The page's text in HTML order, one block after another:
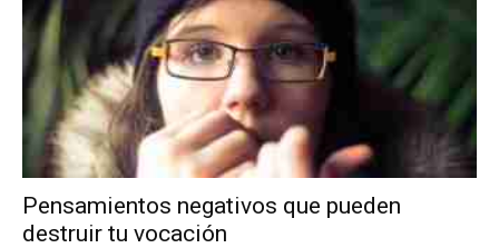
Pensamientos negativos que pueden
destruir tu vocación